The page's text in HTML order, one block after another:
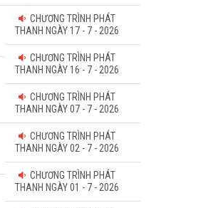
CHƯƠNG TRÌNH PHÁT
THANH NGÀY 17 - 7 - 2026
CHƯƠNG TRÌNH PHÁT
THANH NGÀY 16 - 7 - 2026
CHƯƠNG TRÌNH PHÁT
THANH NGÀY 07 - 7 - 2026
CHƯƠNG TRÌNH PHÁT
THANH NGÀY 02 - 7 - 2026
CHƯƠNG TRÌNH PHÁT
THANH NGÀY 01 - 7 - 2026